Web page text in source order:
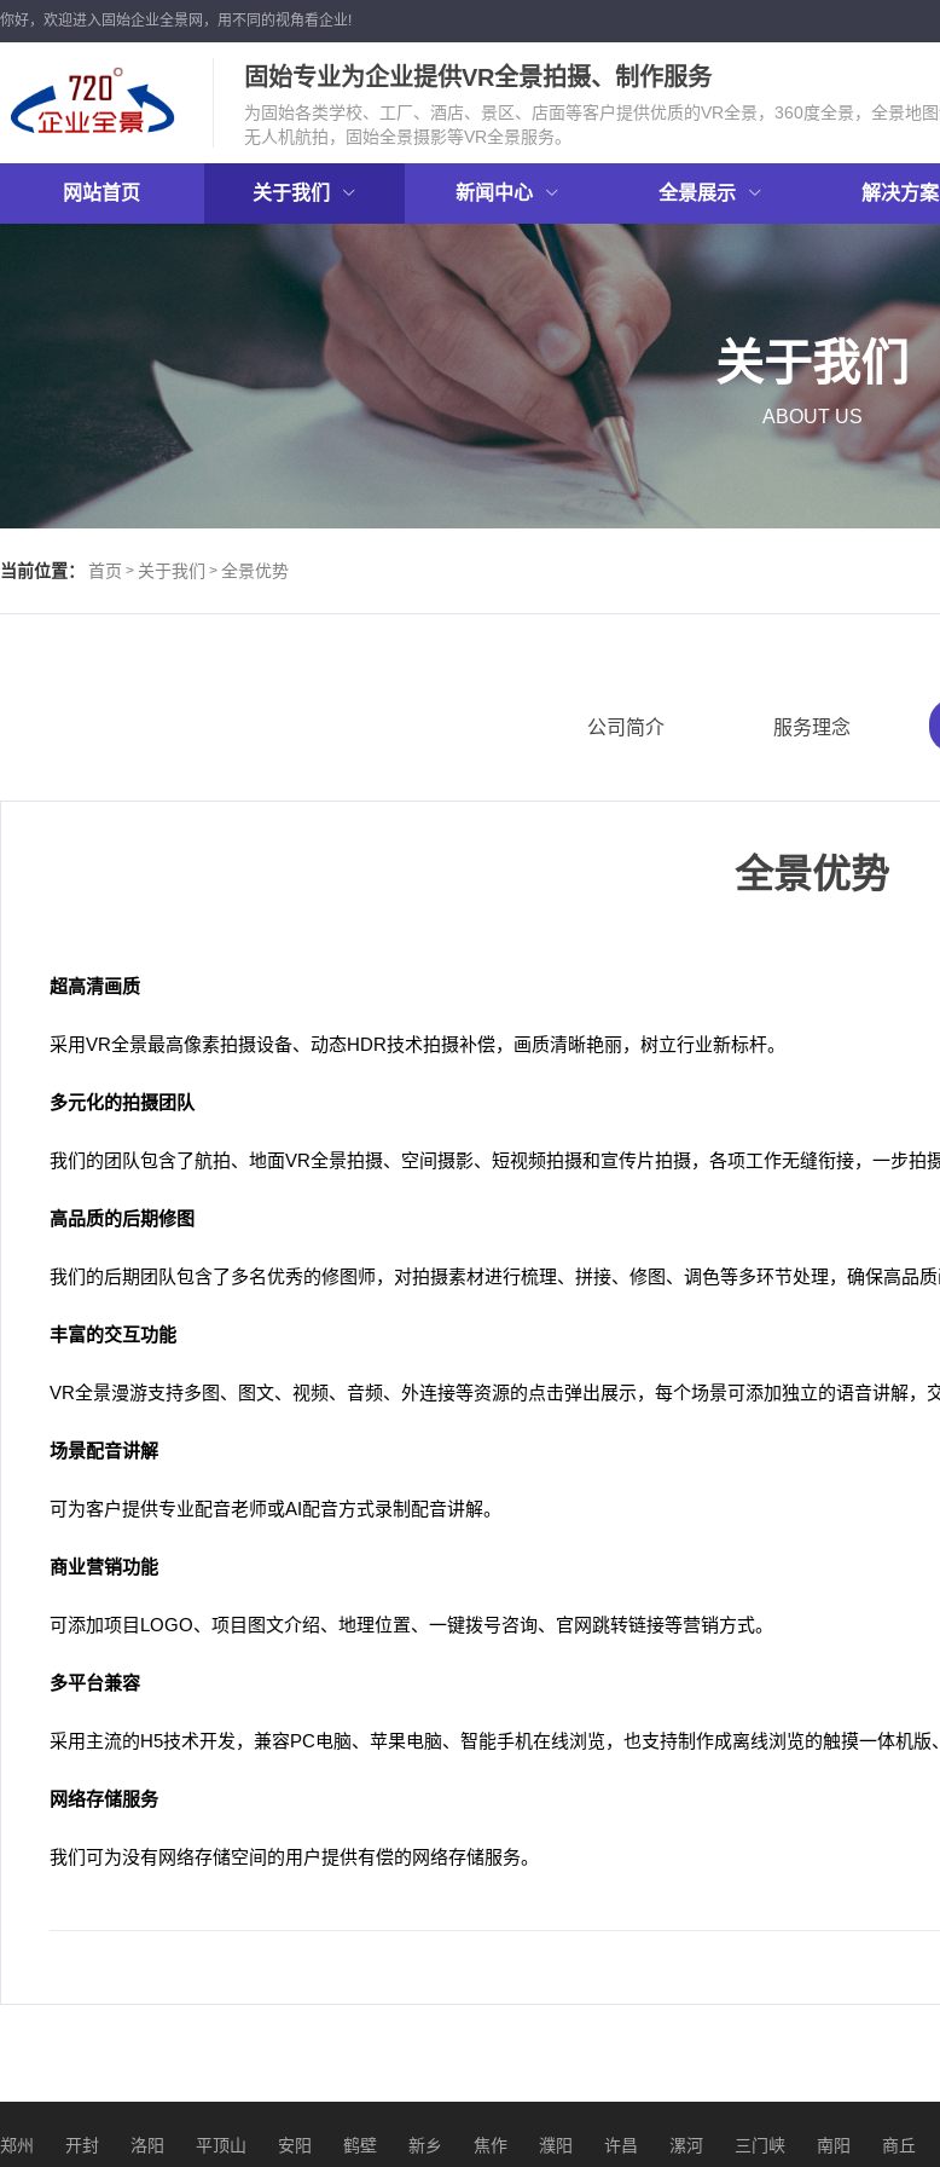
你好，欢迎进入固始企业全景网，用不同的视角看企业!
固始专业为企业提供VR全景拍摄、制作服务
为固始各类学校、工厂、酒店、景区、店面等客户提供优质的VR全景，360度全景，全景地图
无人机航拍，固始全景摄影等VR全景服务。
网站首页 关于我们 新闻中心 全景展示 解决方案
关于我们
ABOUT US
当前位置： 首页 > 关于我们 > 全景优势
公司简介 服务理念
全景优势
超高清画质
采用VR全景最高像素拍摄设备、动态HDR技术拍摄补偿，画质清晰艳丽，树立行业新标杆。
多元化的拍摄团队
我们的团队包含了航拍、地面VR全景拍摄、空间摄影、短视频拍摄和宣传片拍摄，各项工作无缝衔接，一步拍摄
高品质的后期修图
我们的后期团队包含了多名优秀的修图师，对拍摄素材进行梳理、拼接、修图、调色等多环节处理，确保高品质
丰富的交互功能
VR全景漫游支持多图、图文、视频、音频、外连接等资源的点击弹出展示，每个场景可添加独立的语音讲解，
场景配音讲解
可为客户提供专业配音老师或AI配音方式录制配音讲解。
商业营销功能
可添加项目LOGO、项目图文介绍、地理位置、一键拨号咨询、官网跳转链接等营销方式。
多平台兼容
采用主流的H5技术开发，兼容PC电脑、苹果电脑、智能手机在线浏览，也支持制作成离线浏览的触摸一体机版
网络存储服务
我们可为没有网络存储空间的用户提供有偿的网络存储服务。
郑州 开封 洛阳 平顶山 安阳 鹤壁 新乡 焦作 濮阳 许昌 漯河 三门峡 南阳 商丘